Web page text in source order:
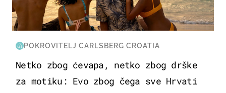
POKROVITELJ CARLSBERG CROATIA
Netko zbog ćevapa, netko zbog drške
za motiku: Evo zbog čega sve Hrvati